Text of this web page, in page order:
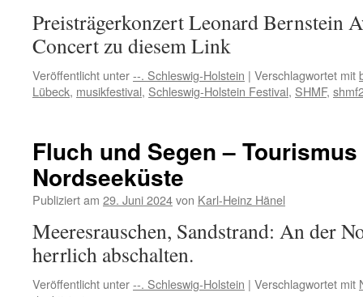
sogar
tanzbar…
Preisträgerkonzert Leonard Bernstein
Concert zu diesem Link
Veröffentlicht unter--. Schleswig-Holstein | Verschlagwortet mit
Lübeck, musikfestival, Schleswig-Holstein Festival, SHMF,
Fluch und Segen –
Nordseeküste
Publiziert am 29. Juni 2024von Karl-Heinz Hänel
Meeresrauschen, Sandstrand: An der
herrlich abschalten.
Veröffentlicht unter--. Schleswig-Holstein | Verschlagwortet mit